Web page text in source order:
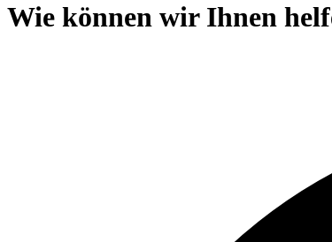
Wie können wir Ihnen